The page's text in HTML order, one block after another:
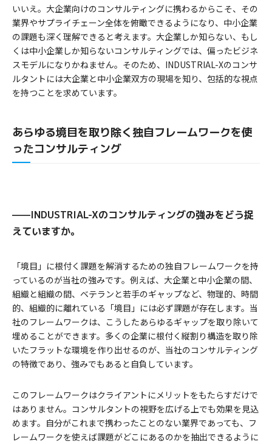
いいえ。大企業向けのコンサルティングに携わるからこそ、その
業界やサプライチェーン全体を俯瞰できるようになり、中小企業
の課題も深く理解できると考えます。大企業しか知らない、もし
くは中小企業しか知らないコンサルティングでは、偏ったビジネ
スモデルになりかねません。そのため、INDUSTRIAL-Xのコンサ
ルタントには大企業と中小企業双方の現場を知り、包括的な視点
を持つことを求めています。
あらゆる境目を取り除く独自フレームワークを使
ったコンサルティング
——INDUSTRIAL-Xのコンサルティングの強みをどう捉
えていますか。
「境目」に根付く課題を解消するための独自フレームワークを持
っているのが当社の強みです。例えば、大企業と中小企業の間、
組織と組織の間、ベテランと若手のギャップなど、物理的、時間
的、組織的に離れている「境目」には必ず課題が存在します。当
社のフレームワークは、こうしたあらゆるギャップを取り除いて
埋めることができます。多くの企業に根付く縦割り構造を取り除
いたフラットな環境を作り出せるのが、当社のコンサルティング
の特徴であり、強みでもあると自負しています。
このフレームワークはクライアントにメリットをもたらすだけで
はありません。コンサルタントの視野を広げる上でも効果を見込
めます。自分がこれまで携わったことのない業界であっても、フ
レームワークを使えば課題がどこにあるのかを抽出できるように